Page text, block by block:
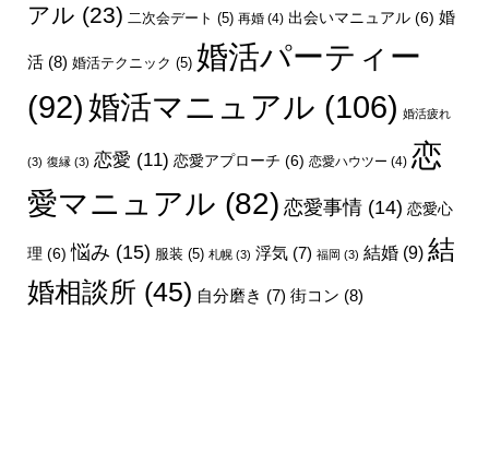
アル (23) 二次会デート (5) 再婚(4) 出会いマニュアル(6) 婚
活(8) 婚活テクニック (5) 婚活パーティー
(92) 婚活マニュアル (106) 婚活疲れ
(3) 復縁(3) 恋愛 (11) 恋愛アプローチ (6) 恋愛ハウツー (4) 恋
愛マニュアル (82) 恋愛事情(14) 恋愛心
理 (6) 悩み (15) 服装 (5) 札幌(3) 浮気(7) 福岡 (3) 結婚(9) 結
婚相談所 (45) 自分磨き (7) 街コン (8)